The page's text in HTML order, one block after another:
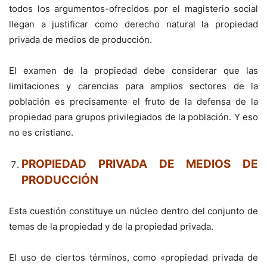
todos los argumentos-ofrecidos por el magisterio social
llegan a justificar como derecho natural la propiedad
privada de medios de producción.
El examen de la propiedad debe considerar que las
limitaciones y carencias para amplios sectores de la
población es precisamente el fruto de la defensa de la
propiedad para grupos privilegiados de la población. Y eso
no es cristiano.
PROPIEDAD PRIVADA DE MEDIOS DE
PRODUCCIÓN
Esta cuestión constituye un núcleo dentro del conjunto de
temas de la propiedad y de la propiedad privada.
El uso de ciertos términos, como «propiedad privada de